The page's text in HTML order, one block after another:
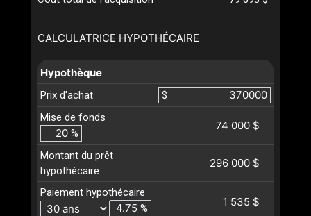
CALCULATRICE HYPOTHÉCAIRE
Hypothèque
Prix d'achat
$
Mise de fonds
%
74 000 $
Montant du prêt
hypothécaire
296 000 $
Paiement hypothécaire
%
1 535 $